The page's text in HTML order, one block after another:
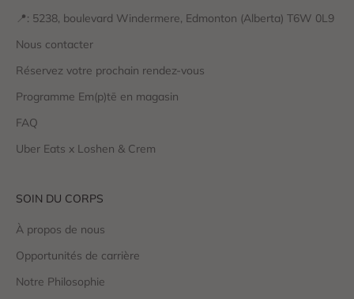
📍: 5238, boulevard Windermere, Edmonton (Alberta) T6W 0L9
Nous contacter
Réservez votre prochain rendez-vous
Programme Em(p)tē en magasin
FAQ
Uber Eats x Loshen & Crem
SOIN DU CORPS
À propos de nous
Opportunités de carrière
Notre Philosophie